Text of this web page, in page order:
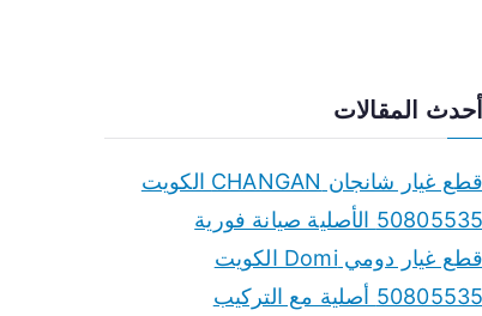
أحدث المقالات
قطع غيار شانجان CHANGAN الكويت
50805535 الأصلية صيانة فورية
قطع غيار دومي Domi الكويت
50805535 أصلية مع التركيب